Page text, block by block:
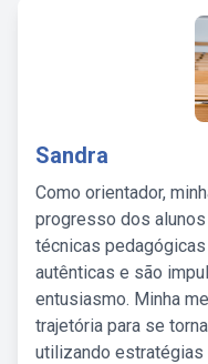
Sandra
Como orientador,
progresso dos
técnicas
autênticas e são
entusiasmo. Minha
trajetória para se
utilizando estratégias